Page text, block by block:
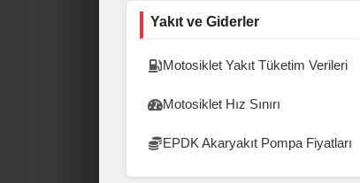
Yakıt ve Giderler
Motosiklet Yakıt Tüketim Verileri
Motosiklet Hız Sınırı
EPDK Akaryakıt Pompa Fiyatları